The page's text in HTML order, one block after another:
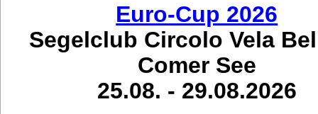
Euro-Cup 2026
Segelclub Circolo Vela
Comer See
25.08. - 29.08.2026